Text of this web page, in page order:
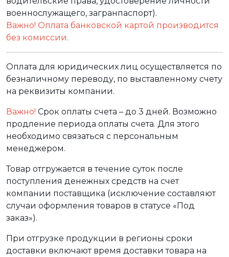
военнослужащего, загранпаспорт).
Важно! Оплата банковской картой производится
без комиссии.
Оплата для юридических лиц осуществляется по
безналичному переводу, по выставленному счету
на реквизиты компании.
Важно! Срок оплаты счета – до 3 дней. Возможно
продление периода оплаты счета. Для этого
необходимо связаться с персональным
менеджером.
Товар отгружается в течение суток после
поступления денежных средств на счет
компании поставщика (исключение составляют
случаи оформления товаров в статусе «Под
заказ»).
При отгрузке продукции в регионы сроки
доставки включают время доставки товара на